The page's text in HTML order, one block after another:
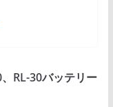
RL-30バッテリー